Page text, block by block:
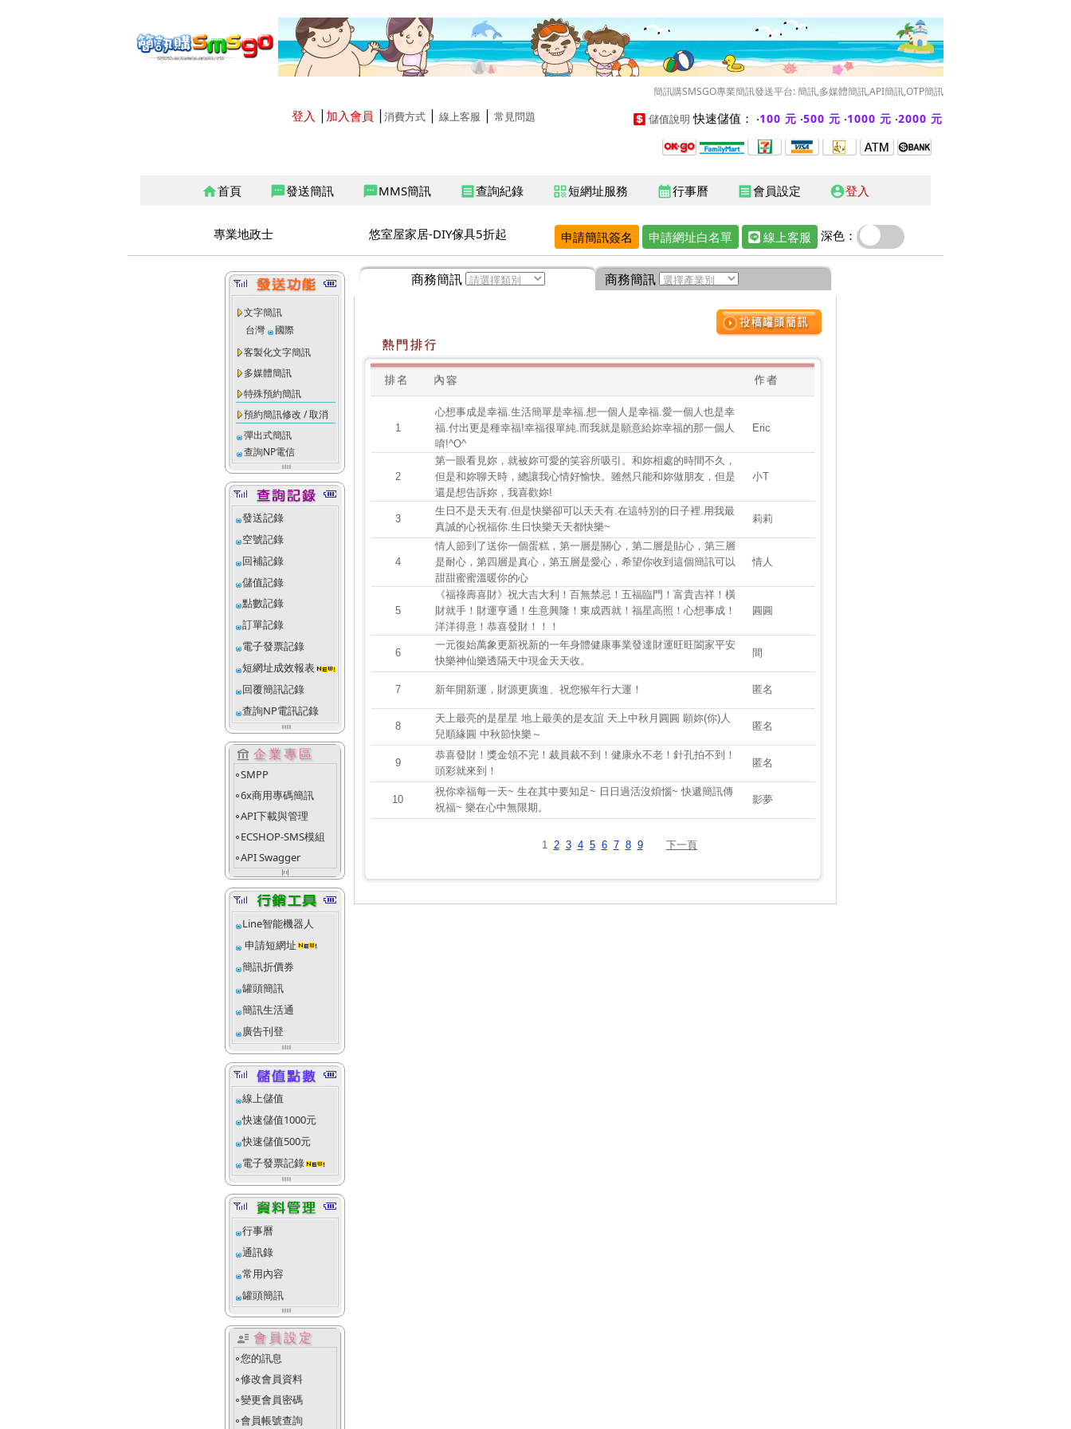
簡訊購SMSGO專業簡訊發送平台: 簡訊,多媒體簡訊,API簡訊,OTP簡訊
登入 加入會員 消費方式 線上客服 常見問題 儲值說明 快速儲值： ‧100 元 ‧500 元 ‧1000 元 ‧2000 元
home首頁 sms發送簡訊 smsMMS簡訊 receipt 查詢紀錄 qr_code短網址服務 calendar_month行事曆 receipt 會員設定 account_circle登入
專業地政士 悠室屋家居-DIY傢具5折起 申請簡訊簽名 申請網址白名單 線上客服 深色：
文字簡訊
台灣
國際
客製化文字簡訊
多媒體簡訊
特殊預約簡訊
預約簡訊修改 / 取消
彈出式簡訊
查詢NP電信
發送記錄
空號記錄
回補記錄
儲值記錄
點數記錄
訂單記錄
電子發票記錄
短網址成效報表
回覆簡訊記錄
查詢NP電訊記錄
account_balance 企業專區
fiber_manual_record SMPP
fiber_manual_record 6x商用專碼簡訊
fiber_manual_record API下載與管理
fiber_manual_record ECSHOP-SMS模組
fiber_manual_record API Swagger
align_justify_space_even
Line智能機器人
申請短網址
簡訊折價券
罐頭簡訊
簡訊生活通
廣告刊登
線上儲值
快速儲值1000元
快速儲值500元
電子發票記錄
行事曆
通訊錄
常用內容
罐頭簡訊
user_attributes 會員設定
fiber_manual_record 您的訊息
fiber_manual_record 修改會員資料
fiber_manual_record 變更會員密碼
fiber_manual_record 會員帳號查詢
商務簡訊 商務簡訊
1
心想事成是幸福.生活簡單是幸福.想一個人是幸福.愛一個人也是幸
福.付出更是種幸福!幸福很單純.而我就是願意給妳幸福的那一個人
唷!^O^
Eric
2
第一眼看見妳，就被妳可愛的笑容所吸引。和妳相處的時間不久，
但是和妳聊天時，總讓我心情好愉快。雖然只能和妳做朋友，但是
還是想告訴妳，我喜歡妳!
小T
3
生日不是天天有.但是快樂卻可以天天有.在這特別的日子裡.用我最
真誠的心祝福你.生日快樂天天都快樂~
莉莉
4
情人節到了送你一個蛋糕，第一層是關心，第二層是貼心，第三層
是耐心，第四層是真心，第五層是愛心，希望你收到這個簡訊可以
甜甜蜜蜜溫暖你的心
情人
5
《福祿壽喜財》祝大吉大利！百無禁忌！五福臨門！富貴吉祥！橫
財就手！財運亨通！生意興隆！東成西就！福星高照！心想事成！
洋洋得意！恭喜發財！！！
圓圓
6
一元復始萬象更新祝新的一年身體健康事業發達財運旺旺闔家平安
快樂神仙樂透隔天中現金天天收。
間
7 新年開新運，財源更廣進、祝您猴年行大運！ 匿名
8
天上最亮的是星星 地上最美的是友誼 天上中秋月圓圓 願妳(你)人
兒順緣圓 中秋節快樂～
匿名
9
恭喜發財！獎金領不完！裁員裁不到！健康永不老！針孔拍不到！
頭彩就來到！
匿名
10
祝你幸福每一天~ 生在其中要知足~ 日日過活沒煩惱~ 快遞簡訊傳
祝福~ 樂在心中無限期。
影夢
1 2 3 4 5 6 7 8 9 下一頁